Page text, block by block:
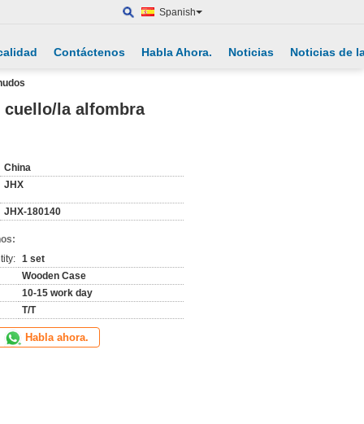
Spanish
Contáctenos Habla Ahora. Noticias Noticias de
cuello/la alfombra
China
JHX
JHX-180140
1 set
Wooden Case
10-15 work day
T/T
Habla ahora.